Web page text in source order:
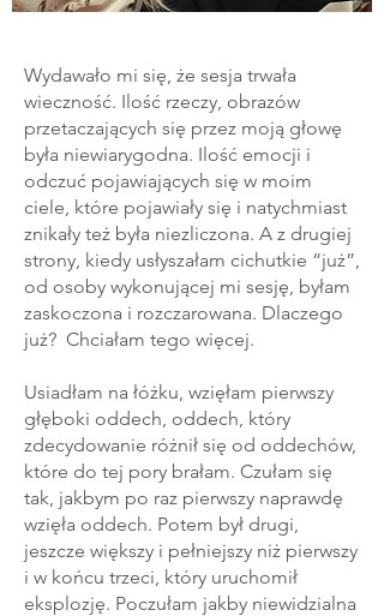
Wydawało mi się, że sesja trwała
wieczność. Ilość rzeczy, obrazów
przetaczających się przez moją głowę
była niewiarygodna. Ilość emocji i
odczuć pojawiających się w moim
ciele, które pojawiały się i natychmiast
znikały też była niezliczona. A z drugiej
strony, kiedy usłyszałam cichutkie “już”,
od osoby wykonującej mi sesję, byłam
zaskoczona i rozczarowana. Dlaczego
już? Chciałam tego więcej.
Usiadłam na łóżku, wzięłam pierwszy
głęboki oddech, oddech, który
zdecydowanie różnił się od oddechów,
które do tej pory brałam. Czułam się
tak, jakbym po raz pierwszy naprawdę
wzięła oddech. Potem był drugi,
jeszcze większy i pełniejszy niż pierwszy
i w końcu trzeci, który uruchomił
eksplozję. Poczułam jakby niewidzialna